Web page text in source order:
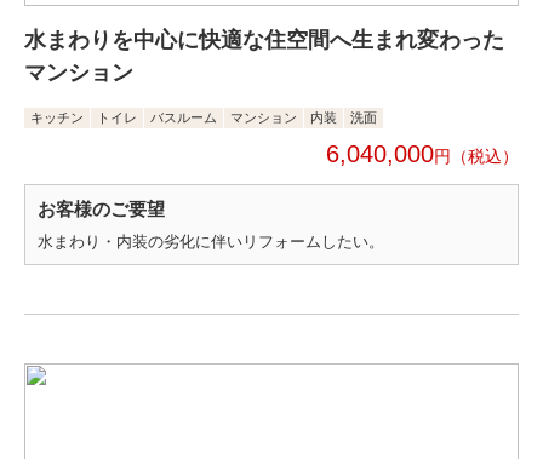
水まわりを中心に快適な住空間へ生まれ変わった
マンション
キッチン トイレ バスルーム マンション 内装 洗面
6,040,000円
お客様のご要望
水まわり・内装の劣化に伴いリフォームしたい。